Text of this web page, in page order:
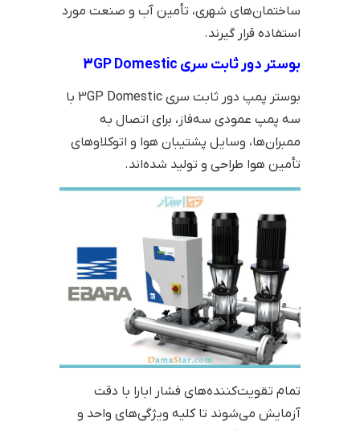
ساختمان‌های شهری، تأمین آب و صنعت مورد
استفاده قرار گیرند.
بوستر دور ثابت سری 3GP Domestic
بوستر پمپ دور ثابت سری 3GP Domestic با
سه پمپ عمودی سه‌فاز، برای اتصال به
ممبران‌ها، وسایل پشتیبان هوا و اتوکلاوهای
تأمین هوا طراحی و تولید شده‌اند.
تمام تقویت‌کننده‌های فشار ابارا با دقت
آزمایش می‌شوند تا کلیه ویژگی‌های واحد و